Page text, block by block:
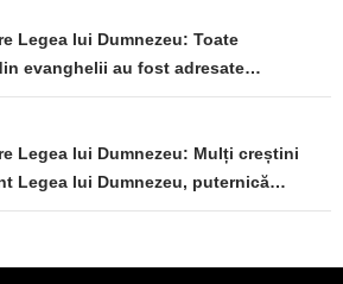
Legea lui Dumnezeu: Toate
evanghelii au fost adresate…
Legea lui Dumnezeu: Mulți creștini
Legea lui Dumnezeu, puternică…